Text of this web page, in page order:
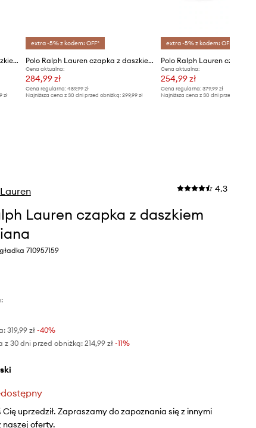
Polo Ralph Lauren czapka z daszkiem
zł
extra -5% z kodem: OFF*
Polo Ralph Lauren czapka z daszkiem bawełniana
Cena aktualna:
284,99 zł
Cena regularna:489,99 zł
Najniższa cena z 30 dni przed obniżką:299,99 zł
extra -5% z kodem: OFF*
Cena aktualna:
254,99 zł
Cena regularna: 379,99 zł
Najniższa cena z 30 dni przed obniżką:
4.3
Lauren czapka z daszkiem
710957159
319,99 zł-40%
z 30 dni przed obniżką: 214,99 zł -11%
uprzedził. Zapraszamy do zapoznania się z innymi
naszej oferty.